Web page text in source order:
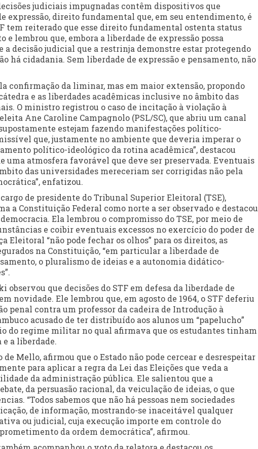
judiciais impugnadas contêm dispositivos que
expressão, direito fundamental que, em seu entendimento, é
tem reiterado que esse direito fundamental ostenta status
lembrou que, embora a liberdade de expressão possa
a decisão judicial que a restrinja demonstre estar protegendo
há cidadania. Sem liberdade de expressão e pensamento, não
confirmação da liminar, mas em maior extensão, propondo
e as liberdades acadêmicas inclusive no âmbito das
O ministro registrou o caso de incitação à violação à
Ane Caroline Campagnolo (PSL/SC), que abriu um canal
estejam fazendo manifestações político-
que, justamente no ambiente que deveria imperar o
político-ideológico da rotina acadêmica”, destacou
uma atmosfera favorável que deve ser preservada. Eventuais
das universidades mereceriam ser corrigidas não pela
enfatizou.
de presidente do Tribunal Superior Eleitoral (TSE),
a Constituição Federal como norte a ser observado e destacou
Ela lembrou o compromisso do TSE, por meio de
e coibir eventuais excessos no exercício do poder de
“não pode fechar os olhos” para os direitos, as
na Constituição, “em particular a liberdade de
o pluralismo de ideias e a autonomia didático-
que decisões do STF em defesa da liberdade de
novidade. Ele lembrou que, em agosto de 1964, o STF deferiu
penal contra um professor da cadeira de Introdução à
acusado de ter distribuído aos alunos um “papelucho”
do regime militar no qual afirmava que os estudantes tinham
a liberdade.
Mello, afirmou que o Estado não pode cercear e desrespeitar
para aplicar a regra da Lei das Eleições que veda a
da administração pública. Ele salientou que a
da persuasão racional, da veiculação de ideias, o que
“Todos sabemos que não há pessoas nem sociedades
de informação, mostrando-se inaceitável qualquer
ou judicial, cuja execução importe em controle do
da ordem democrática”, afirmou.